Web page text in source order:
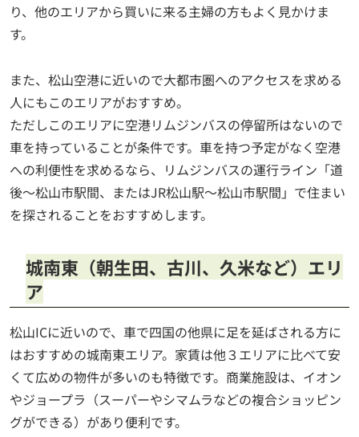
り、他のエリアから買いに来る主婦の方もよく見かけま
す。
また、松山空港に近いので大都市圏へのアクセスを求める
人にもこのエリアがおすすめ。
ただしこのエリアに空港リムジンバスの停留所はないので
車を持っていることが条件です。車を持つ予定がなく空港
への利便性を求めるなら、リムジンバスの運行ライン「道
後～松山市駅間、またはJR松山駅～松山市駅間」で住まい
を探されることをおすすめします。
城南東（朝生田、古川、久米など）エリ
ア
松山ICに近いので、車で四国の他県に足を延ばされる方に
はおすすめの城南東エリア。家賃は他３エリアに比べて安
くて広めの物件が多いのも特徴です。商業施設は、イオン
やジョープラ（スーパーやシマムラなどの複合ショッピン
グができる）があり便利です。